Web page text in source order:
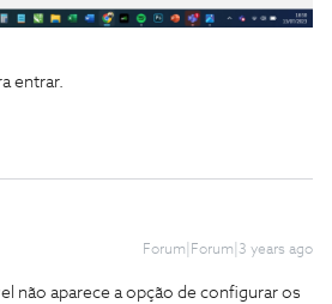
entrar.
Forum|Forum|3 years ago
não aparece a opção de configurar os